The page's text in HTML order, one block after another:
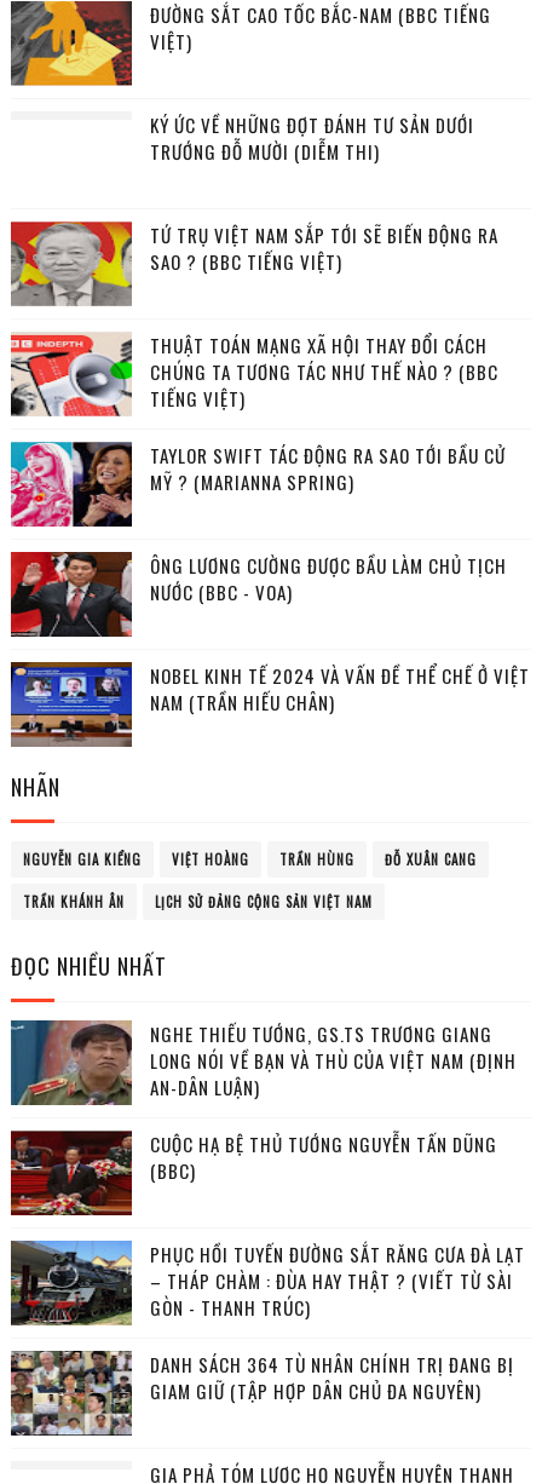
ĐƯỜNG SẮT CAO TỐC BẮC-NAM (BBC TIẾNG
VIỆT)
KÝ ỨC VỀ NHỮNG ĐỢT ĐÁNH TƯ SẢN DƯỚI
TRƯỚNG ĐỖ MƯỜI (DIỄM THI)
TỨ TRỤ VIỆT NAM SẮP TỚI SẼ BIẾN ĐỘNG RA
SAO ? (BBC TIẾNG VIỆT)
THUẬT TOÁN MẠNG XÃ HỘI THAY ĐỔI CÁCH
CHÚNG TA TƯƠNG TÁC NHƯ THẾ NÀO ? (BBC
TIẾNG VIỆT)
TAYLOR SWIFT TÁC ĐỘNG RA SAO TỚI BẦU CỬ
MỸ ? (MARIANNA SPRING)
ÔNG LƯƠNG CƯỜNG ĐƯỢC BẦU LÀM CHỦ TỊCH
NƯỚC (BBC - VOA)
NOBEL KINH TẾ 2024 VÀ VẤN ĐỀ THỂ CHẾ Ở VIỆT
NAM (TRẦN HIẾU CHÂN)
NHÃN
NGUYỄN GIA KIỂNG VIỆT HOÀNG TRẦN HÙNG ĐỖ XUÂN CANG
TRẦN KHÁNH ÂN LỊCH SỬ ĐẢNG CỘNG SẢN VIỆT NAM
ĐỌC NHIỀU NHẤT
NGHE THIẾU TƯỚNG, GS.TS TRƯƠNG GIANG
LONG NÓI VỀ BẠN VÀ THÙ CỦA VIỆT NAM (ĐỊNH
AN-DÂN LUẬN)
CUỘC HẠ BỆ THỦ TƯỚNG NGUYỄN TẤN DŨNG
(BBC)
PHỤC HỒI TUYẾN ĐƯỜNG SẮT RĂNG CƯA ĐÀ LẠT
– THÁP CHÀM : ĐÙA HAY THẬT ? (VIẾT TỪ SÀI
GÒN - THANH TRÚC)
DANH SÁCH 364 TÙ NHÂN CHÍNH TRỊ ĐANG BỊ
GIAM GIỮ (TẬP HỢP DÂN CHỦ ĐA NGUYÊN)
GIA PHẢ TÓM LƯỢC HỌ NGUYỄN HUYỆN THANH